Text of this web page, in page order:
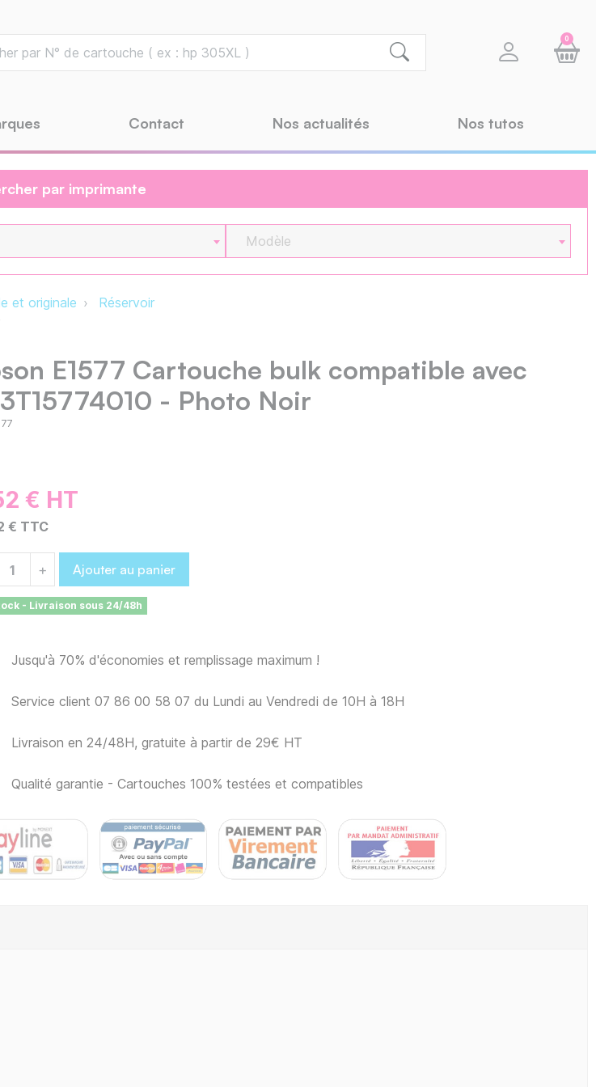
0
Contact Nos actualités Nos tutos
par imprimante
Modèle
et originale
Réservoir
E1577 Cartouche bulk compatible avec
- Photo Noir
€ HT
€ TTC
+ Ajouter au panier
- Livraison sous 24/48h
Jusqu'à 70% d'économies et remplissage maximum !
Service client 07 86 00 58 07 du Lundi au Vendredi de 10H à 18H
Livraison en 24/48H, gratuite à partir de 29€ HT
Qualité garantie - Cartouches 100% testées et compatibles